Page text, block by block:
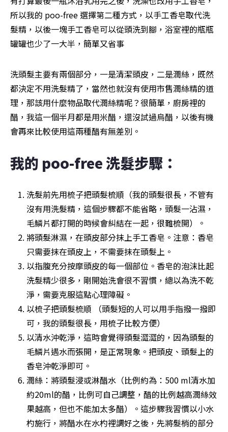
所以我的 poo-free 選擇第二種方式，以手工香皂取代洗
髮精，以後一塊手工香皂可以從頭洗到腳，浴室裡的瓶瓶
罐罐也少了一大半，簡單又省事
洗頭髮主要有兩個部分，一是清潔頭皮，二是潤絲，既然
都決定不用洗髮精了，當然也就沒有使用市售潤絲精的道
理，那該用什麼物品取代潤絲精呢？很簡單，廚房裡的
醋，我這一個半月都是用米醋，還沒試過烏醋，以後有機
會再來比較使用這兩種醋有無差別。
我的 poo-free 洗髮步驟：
洗髮前先用梳子把頭髮梳順（我的頭髮很長，不管有
沒有用洗髮精，這個步驟都不能省略，頭髮一沾濕，
毛鱗片都打開的時候會糾結在一起，很難梳開）。
將頭髮淋濕，在頭皮部分抹上手工香皂。注意：香皂
只需要抹在頭皮上，不需要抹在頭髮上。
以指腹充分按摩頭皮的每一個部位。香皂的泡沫比起
洗髮精少很多，剛開始洗會很不習慣，總以為洗不乾
淨，需要克服這點心理障礙。
以梳子把頭髮梳順 （頭髮短的人可以用手指撥一撥即
可，我的頭髮很長，用梳子比較方便）
以清水沖乾淨，這時會覺得頭髮澀澀的，因為頭髮的
毛鱗片遇水而張開，是正常現象。把頭皮、頭髮上的
香皂沖乾淨即可。
潤絲：將頭髮浸或淋醋水（比例約為：500 ml清水加
約20ml的醋，比例可自己調整，醋的比例越高潤絲效
果越高，但也不能加太多醋）。這步驟我習慣以小水
杓施行，將醋水在水杓裡調好之後，先將髮梢的部分